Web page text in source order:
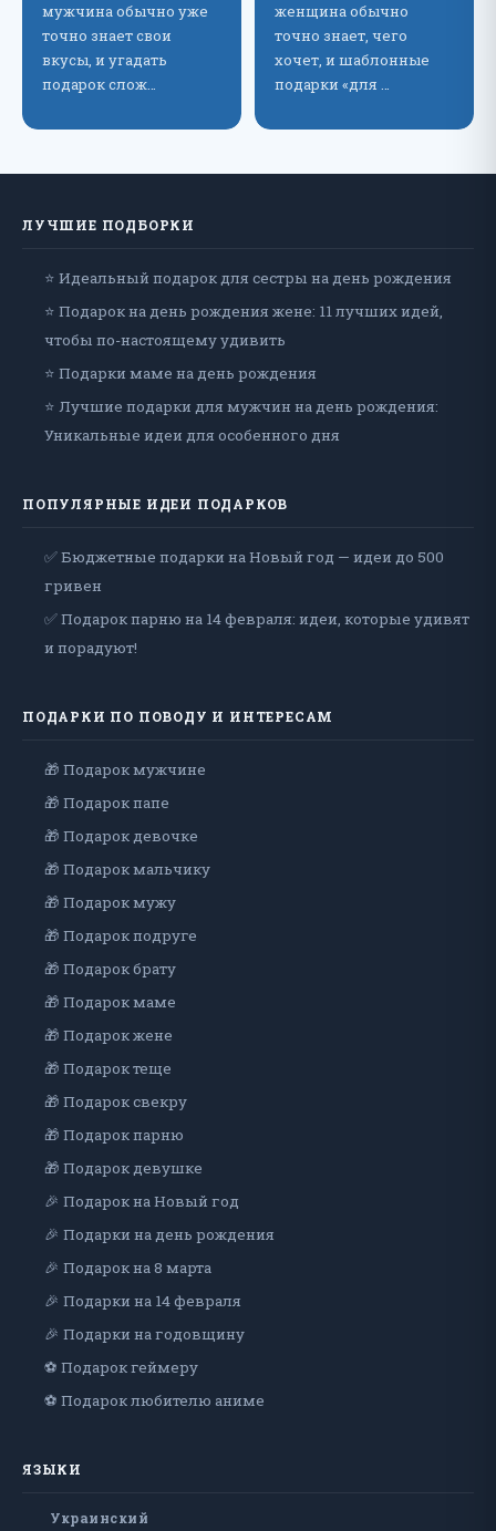
мужчина обычно уже
точно знает свои
вкусы, и угадать
подарок слож…
женщина обычно
точно знает, чего
хочет, и шаблонные
подарки «для …
ЛУЧШИЕ ПОДБОРКИ
⭐ Идеальный подарок для сестры на день рождения
⭐ Подарок на день рождения жене: 11 лучших идей,
чтобы по-настоящему удивить
⭐ Подарки маме на день рождения
⭐ Лучшие подарки для мужчин на день рождения:
Уникальные идеи для особенного дня
ПОПУЛЯРНЫЕ ИДЕИ ПОДАРКОВ
✅ Бюджетные подарки на Новый год — идеи до 500
гривен
✅ Подарок парню на 14 февраля: идеи, которые удивят
и порадуют!
ПОДАРКИ ПО ПОВОДУ И ИНТЕРЕСАМ
🎁 Подарок мужчине
🎁 Подарок папе
🎁 Подарок девочке
🎁 Подарок мальчику
🎁 Подарок мужу
🎁 Подарок подруге
🎁 Подарок брату
🎁 Подарок маме
🎁 Подарок жене
🎁 Подарок теще
🎁 Подарок свекру
🎁 Подарок парню
🎁 Подарок девушке
🎉 Подарок на Новый год
🎉 Подарки на день рождения
🎉 Подарок на 8 марта
🎉 Подарки на 14 февраля
🎉 Подарки на годовщину
⚽ Подарок геймеру
⚽ Подарок любителю аниме
ЯЗЫКИ
Украинский